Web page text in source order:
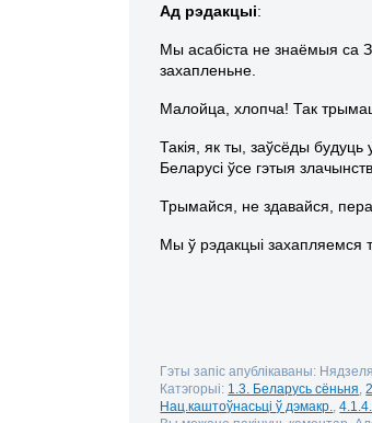
Ад рэдакцыі:
Мы асабіста не знаёмыя са
захапленьне.
Малойца, хлопча! Так
Такія, як ты, заўсёды
Беларусі ўсе гэтыя
Трымайся, не здавайся,
Мы ў рэдакцыі захапляемся
Гэты запіс апублікаваны:
Катэгорыі: 1.3. Беларусь сёньня ,
Нац.каштоўнасьці ў дэмакр.
,